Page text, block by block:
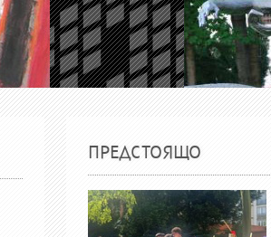
ПРЕДСТОЯЩО